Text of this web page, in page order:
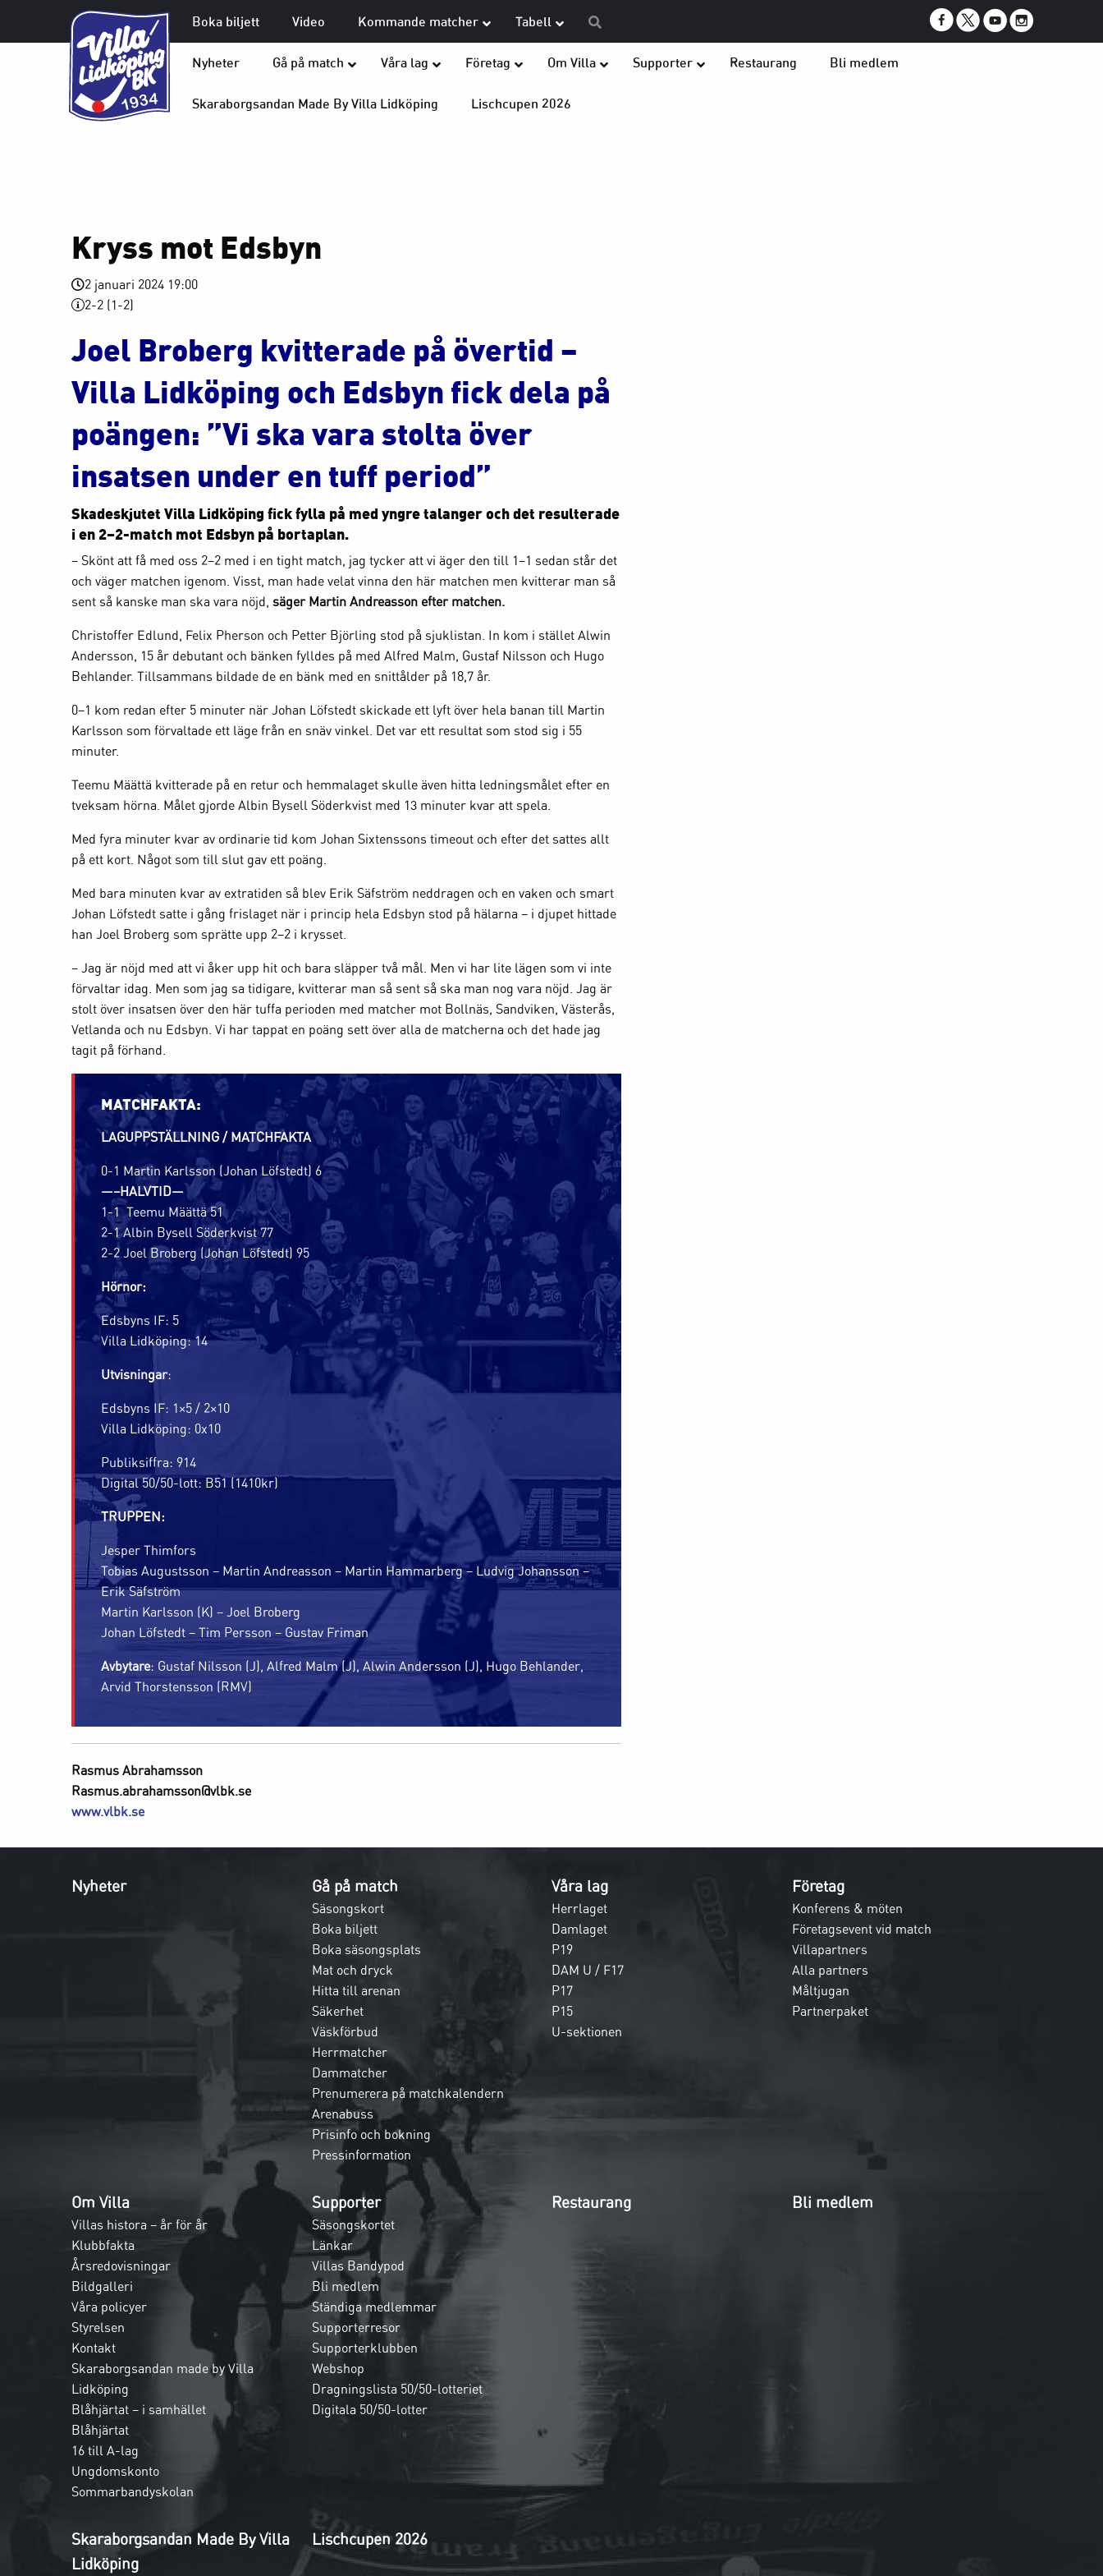
Boka biljett Video Kommande matcher Tabell
Nyheter Gå på match Våra lag Företag Om Villa Supporter Restaurang Bli medlem
Skaraborgsandan Made By Villa Lidköping Lischcupen 2026
Kryss mot Edsbyn
2 januari 2024 19:00
2-2 (1-2)
Joel Broberg kvitterade på övertid –
Villa Lidköping och Edsbyn fick dela på
poängen: ”Vi ska vara stolta över
insatsen under en tuff period”
Skadeskjutet Villa Lidköping fick fylla på med yngre talanger och det resulterade
i en 2–2-match mot Edsbyn på bortaplan.
– Skönt att få med oss 2–2 med i en tight match, jag tycker att vi äger den till 1–1 sedan står det
och väger matchen igenom. Visst, man hade velat vinna den här matchen men kvitterar man så
sent så kanske man ska vara nöjd, säger Martin Andreasson efter matchen.
Christoffer Edlund, Felix Pherson och Petter Björling stod på sjuklistan. In kom i stället Alwin
Andersson, 15 år debutant och bänken fylldes på med Alfred Malm, Gustaf Nilsson och Hugo
Behlander. Tillsammans bildade de en bänk med en snittålder på 18,7 år.
0–1 kom redan efter 5 minuter när Johan Löfstedt skickade ett lyft över hela banan till Martin
Karlsson som förvaltade ett läge från en snäv vinkel. Det var ett resultat som stod sig i 55
minuter.
Teemu Määttä kvitterade på en retur och hemmalaget skulle även hitta ledningsmålet efter en
tveksam hörna. Målet gjorde Albin Bysell Söderkvist med 13 minuter kvar att spela.
Med fyra minuter kvar av ordinarie tid kom Johan Sixtenssons timeout och efter det sattes allt
på ett kort. Något som till slut gav ett poäng.
Med bara minuten kvar av extratiden så blev Erik Säfström neddragen och en vaken och smart
Johan Löfstedt satte i gång frislaget när i princip hela Edsbyn stod på hälarna – i djupet hittade
han Joel Broberg som sprätte upp 2–2 i krysset.
– Jag är nöjd med att vi åker upp hit och bara släpper två mål. Men vi har lite lägen som vi inte
förvaltar idag. Men som jag sa tidigare, kvitterar man så sent så ska man nog vara nöjd. Jag är
stolt över insatsen över den här tuffa perioden med matcher mot Bollnäs, Sandviken, Västerås,
Vetlanda och nu Edsbyn. Vi har tappat en poäng sett över alla de matcherna och det hade jag
tagit på förhand.
MATCHFAKTA:
LAGUPPSTÄLLNING / MATCHFAKTA
0-1 Martin Karlsson (Johan Löfstedt) 6
—–HALVTID—
1-1 Teemu Määttä 51
2-1 Albin Bysell Söderkvist 77
2-2 Joel Broberg (Johan Löfstedt) 95
Hörnor:
Edsbyns IF: 5
Villa Lidköping: 14
Utvisningar:
Edsbyns IF: 1×5 / 2×10
Villa Lidköping: 0x10
Publiksiffra: 914
Digital 50/50-lott: B51 (1410kr)
TRUPPEN:
Jesper Thimfors
Tobias Augustsson – Martin Andreasson – Martin Hammarberg – Ludvig Johansson –
Erik Säfström
Martin Karlsson (K) – Joel Broberg
Johan Löfstedt – Tim Persson – Gustav Friman
Avbytare: Gustaf Nilsson (J), Alfred Malm (J), Alwin Andersson (J), Hugo Behlander,
Arvid Thorstensson (RMV)
Rasmus Abrahamsson
Rasmus.abrahamsson@vlbk.se
www.vlbk.se
Nyheter Gå på match
Säsongskort
Boka biljett
Boka säsongsplats
Mat och dryck
Hitta till arenan
Säkerhet
Väskförbud
Herrmatcher
Dammatcher
Prenumerera på matchkalendern
Arenabuss
Prisinfo och bokning
Pressinformation
Våra lag
Herrlaget
Damlaget
P19
DAM U / F17
P17
P15
U-sektionen
Företag
Konferens & möten
Företagsevent vid match
Villapartners
Alla partners
Måltjugan
Partnerpaket
Om Villa
Villas histora – år för år
Klubbfakta
Årsredovisningar
Bildgalleri
Våra policyer
Styrelsen
Kontakt
Skaraborgsandan made by Villa
Lidköping
Blåhjärtat – i samhället
Blåhjärtat
16 till A-lag
Ungdomskonto
Sommarbandyskolan
Supporter
Säsongskortet
Länkar
Villas Bandypod
Bli medlem
Ständiga medlemmar
Supporterresor
Supporterklubben
Webshop
Dragningslista 50/50-lotteriet
Digitala 50/50-lotter
Restaurang Bli medlem
Skaraborgsandan Made By Villa
Lidköping
Lischcupen 2026